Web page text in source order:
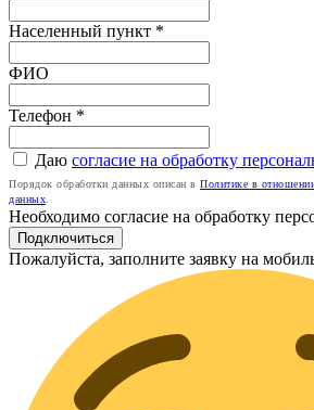
Населенный пункт *
ФИО
Телефон *
Даю согласие на обработку
Порядок обработки данных описан в Политике в
данных.
Необходимо согласие на обработку
Подключиться
Пожалуйста, заполните заявку на